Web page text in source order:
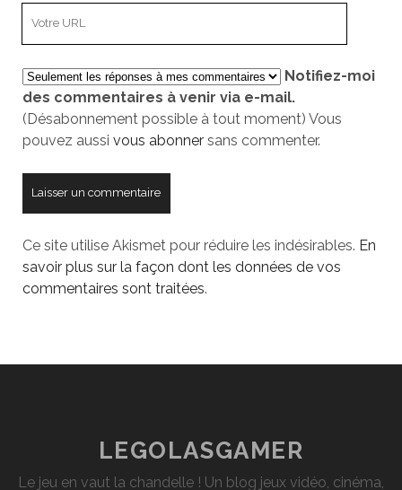
mail
votre
site
Notifiez-moi
des commentaires à venir via e-mail.
(Désabonnement possible à tout moment) Vous
pouvez aussi vous abonnersans commenter.
Ce site utilise Akismet pour réduire les indésirables. En
savoir plus sur la façon dont les données de vos
commentaires sont traitées.
LEGOLASGAMER
Le jeu en vaut la chandelle ! Un blog jeux vidéo, cinéma,